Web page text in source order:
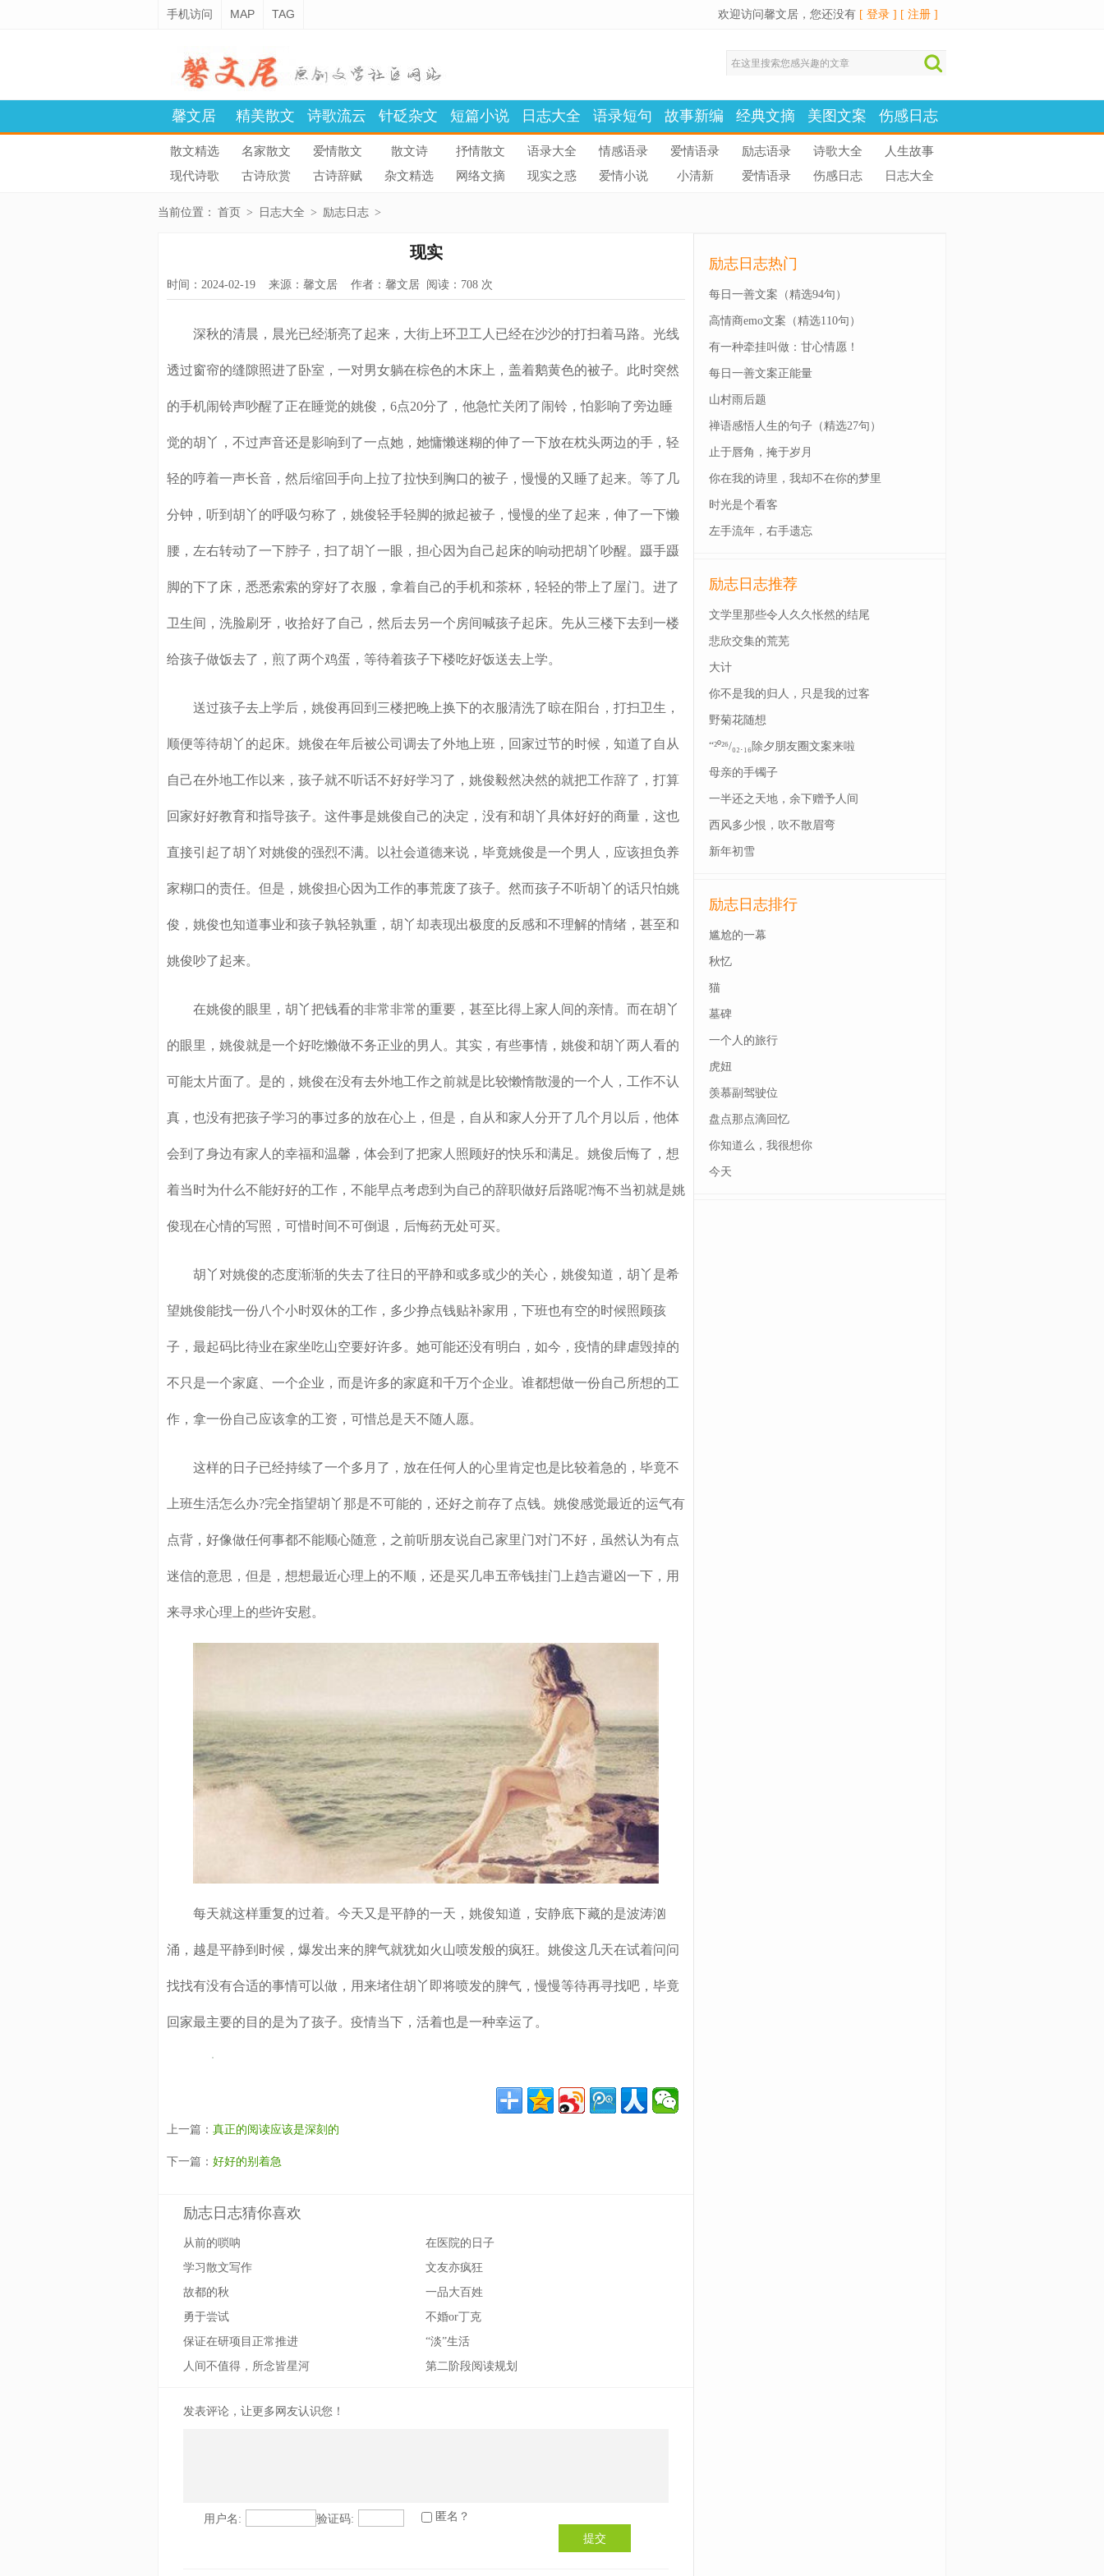
手机访问 MAP TAG 欢迎访问馨文居，您还没有 [ 登录 ] [ 注册 ]
馨文居 精美散文 诗歌流云 针砭杂文 短篇小说 日志大全 语录短句 故事新编 经典文摘 美图文案 伤感日志
散文精选 名家散文 爱情散文 散文诗 抒情散文 语录大全 情感语录 爱情语录 励志语录 诗歌大全
人生故事
现代诗歌
古诗欣赏 古诗辞赋 杂文精选 网络文摘 现实之惑 爱情小说 小清新 爱情语录 伤感日志 日志大全
当前位置： 首页 > 日志大全 > 励志日志 >
现实
时间：2024-02-19 来源： 馨文居 作者： 馨文居 阅读： 708 次
深秋的清晨，晨光已经渐亮了起来，大街上环卫工人已经在沙沙的打扫着马路。光线
透过窗帘的缝隙照进了卧室，一对男女躺在棕色的木床上，盖着鹅黄色的被子。此时突然
的手机闹铃声吵醒了正在睡觉的姚俊，6点20分了，他急忙关闭了闹铃，怕影响了旁边睡
觉的胡丫，不过声音还是影响到了一点她，她慵懒迷糊的伸了一下放在枕头两边的手，轻
轻的哼着一声长音，然后缩回手向上拉了拉快到胸口的被子，慢慢的又睡了起来。等了几
分钟，听到胡丫的呼吸匀称了，姚俊轻手轻脚的掀起被子，慢慢的坐了起来，伸了一下懒
腰，左右转动了一下脖子，扫了胡丫一眼，担心因为自己起床的响动把胡丫吵醒。蹑手蹑
脚的下了床，悉悉索索的穿好了衣服，拿着自己的手机和茶杯，轻轻的带上了屋门。进了
卫生间，洗脸刷牙，收拾好了自己，然后去另一个房间喊孩子起床。先从三楼下去到一楼
给孩子做饭去了，煎了两个鸡蛋，等待着孩子下楼吃好饭送去上学。
送过孩子去上学后，姚俊再回到三楼把晚上换下的衣服清洗了晾在阳台，打扫卫生，
顺便等待胡丫的起床。姚俊在年后被公司调去了外地上班，回家过节的时候，知道了自从
自己在外地工作以来，孩子就不听话不好好学习了，姚俊毅然决然的就把工作辞了，打算
回家好好教育和指导孩子。这件事是姚俊自己的决定，没有和胡丫具体好好的商量，这也
直接引起了胡丫对姚俊的强烈不满。以社会道德来说，毕竟姚俊是一个男人，应该担负养
家糊口的责任。但是，姚俊担心因为工作的事荒废了孩子。然而孩子不听胡丫的话只怕姚
俊，姚俊也知道事业和孩子孰轻孰重，胡丫却表现出极度的反感和不理解的情绪，甚至和
姚俊吵了起来。
在姚俊的眼里，胡丫把钱看的非常非常的重要，甚至比得上家人间的亲情。而在胡丫
的眼里，姚俊就是一个好吃懒做不务正业的男人。其实，有些事情，姚俊和胡丫两人看的
可能太片面了。是的，姚俊在没有去外地工作之前就是比较懒惰散漫的一个人，工作不认
真，也没有把孩子学习的事过多的放在心上，但是，自从和家人分开了几个月以后，他体
会到了身边有家人的幸福和温馨，体会到了把家人照顾好的快乐和满足。姚俊后悔了，想
着当时为什么不能好好的工作，不能早点考虑到为自己的辞职做好后路呢?悔不当初就是姚
俊现在心情的写照，可惜时间不可倒退，后悔药无处可买。
胡丫对姚俊的态度渐渐的失去了往日的平静和或多或少的关心，姚俊知道，胡丫是希
望姚俊能找一份八个小时双休的工作，多少挣点钱贴补家用，下班也有空的时候照顾孩
子，最起码比待业在家坐吃山空要好许多。她可能还没有明白，如今，疫情的肆虐毁掉的
不只是一个家庭、一个企业，而是许多的家庭和千万个企业。谁都想做一份自己所想的工
作，拿一份自己应该拿的工资，可惜总是天不随人愿。
这样的日子已经持续了一个多月了，放在任何人的心里肯定也是比较着急的，毕竟不
上班生活怎么办?完全指望胡丫那是不可能的，还好之前存了点钱。姚俊感觉最近的运气有
点背，好像做任何事都不能顺心随意，之前听朋友说自己家里门对门不好，虽然认为有点
迷信的意思，但是，想想最近心理上的不顺，还是买几串五帝钱挂门上趋吉避凶一下，用
来寻求心理上的些许安慰。
每天就这样重复的过着。今天又是平静的一天，姚俊知道，安静底下藏的是波涛汹
涌，越是平静到时候，爆发出来的脾气就犹如火山喷发般的疯狂。姚俊这几天在试着问问
找找有没有合适的事情可以做，用来堵住胡丫即将喷发的脾气，慢慢等待再寻找吧，毕竟
回家最主要的目的是为了孩子。疫情当下，活着也是一种幸运了。
上一篇： 真正的阅读应该是深刻的
下一篇： 好好的别着急
励志日志猜你喜欢
从前的唢呐
在医院的日子
学习散文写作
文友亦疯狂
故都的秋
一品大百姓
勇于尝试
不婚or丁克
保证在研项目正常推进
“淡”生活
人间不值得，所念皆星河
第二阶段阅读规划
发表评论，让更多网友认识您！
用户名: 验证码: 匿名？
提交
励志日志热门
每日一善文案（精选94句）
高情商emo文案（精选110句）
有一种牵挂叫做：甘心情愿！
每日一善文案正能量
山村雨后题
禅语感悟人生的句子（精选27句）
止于唇角，掩于岁月
你在我的诗里，我却不在你的梦里
时光是个看客
左手流年，右手遗忘
励志日志推荐
文学里那些令人久久怅然的结尾
悲欣交集的荒芜
大计
你不是我的归人，只是我的过客
野菊花随想
“²⁰²⁶/₀₂.₁₆除夕朋友圈文案来啦
母亲的手镯子
一半还之天地，余下赠予人间
西风多少恨，吹不散眉弯
新年初雪
励志日志排行
尴尬的一幕
秋忆
猫
墓碑
一个人的旅行
虎妞
羡慕副驾驶位
盘点那点滴回忆
你知道么，我很想你
今天